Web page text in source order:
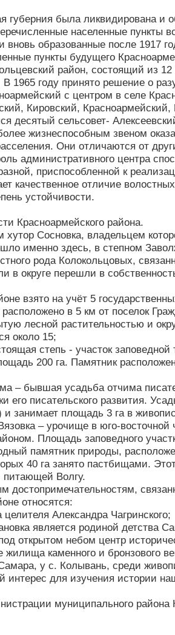
губерния была ликвидирована и
населенные пункты
вновь образованные после 1917
пункты будущего
район, состоящий из
1965 году принято решение о
с центром в селе
Кировский,
десятый сельсовет-
жизнеспособным звеном
Они отличаются от
административного центра
приспособленной к
качественное отличие
устойчивости.
Красноармейского района.
Сосновка, владельцем
именно здесь, в степном
рода Колокольцовых,
в округе перешли в
взято на учёт 5
в 5 км от поселок
лесной растительностью и
около 15;
степь - участок
200 га. Памятник
– бывшая усадьба отчима
его писательского развития.
занимает площадь 3 га в
– урочище в юго-восточной
Площадь заповедного
памятник природы,
40 га занято пастбищами.
питающей Волгу.
достопримечательностям,
относятся:
Александра Чагринского;
является родиной детства
открытом небом центр
жилища каменного и бронзового
у с. Колывань, среди
интерес для изучения истории
муниципального района